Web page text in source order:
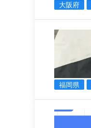
大阪府
福岡県